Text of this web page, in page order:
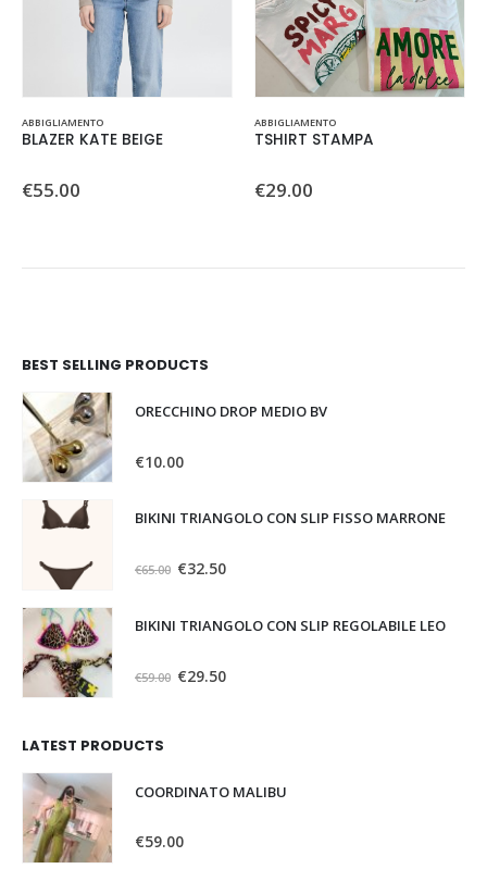
Questo prodotto ha più varianti. Le opzioni possono essere scelte nella pagina del prodotto
ABBIGLIAMENTO
BLAZER KATE BEIGE
0Su 5
€55.00
Questo prodotto ha più varianti. Le opzioni possono essere scelte nella pagina del prodotto
ABBIGLIAMENTO
TSHIRT STAMPA
0Su 5
€29.00
BEST SELLING PRODUCTS
ORECCHINO DROP MEDIO BV
€10.00
BIKINI TRIANGOLO CON SLIP FISSO MARRONE
Su 5
€65.00 €32.50
BIKINI TRIANGOLO CON SLIP REGOLABILE LEO
€59.00 €29.50
LATEST PRODUCTS
COORDINATO MALIBU
0Su 5
€59.00